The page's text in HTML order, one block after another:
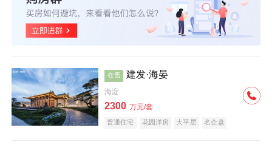
在售 建发·海晏
海淀
2300 万元/套
普通住宅 花园洋房 大平层
名企盘